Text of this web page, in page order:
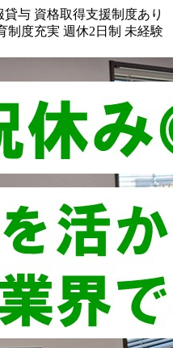
貸与 資格取得支援制度あり
制度充実 週休2日制 未経験